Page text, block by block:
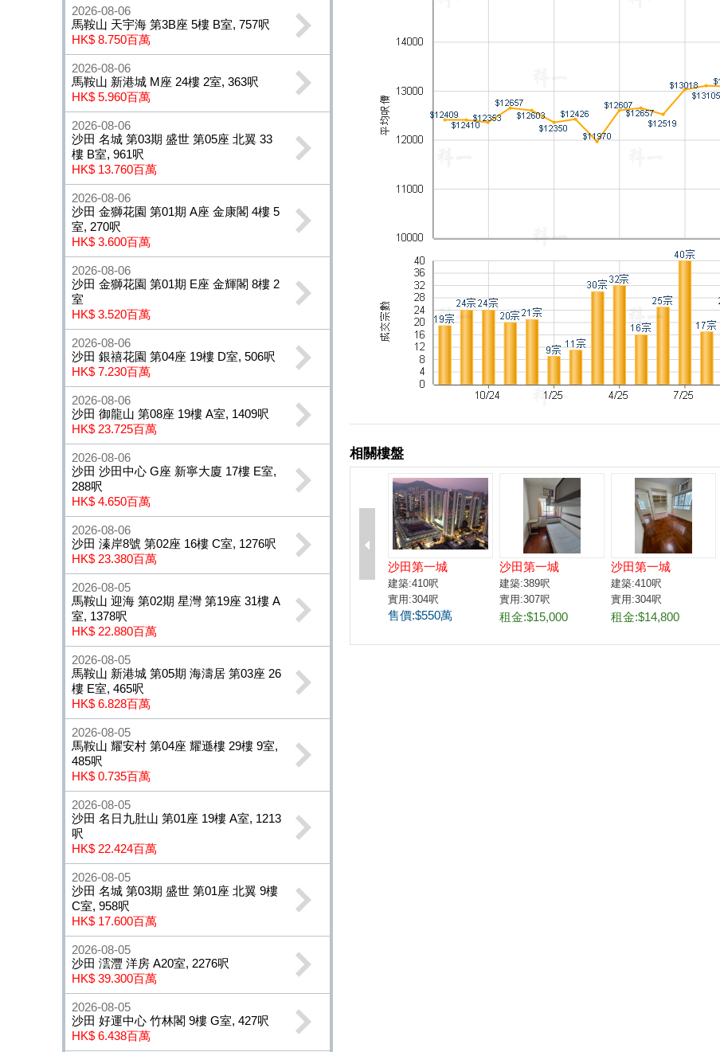
2026-08-06
馬鞍山 天宇海 第3B座 5樓 B室, 757呎
HK$ 8.750百萬
2026-08-06
馬鞍山 新港城 M座 24樓 2室, 363呎
HK$ 5.960百萬
2026-08-06
沙田 名城 第03期 盛世 第05座 北翼 33
樓 B室, 961呎
HK$ 13.760百萬
2026-08-06
沙田 金獅花園 第01期 A座 金康閣 4樓 5
室, 270呎
HK$ 3.600百萬
2026-08-06
沙田 金獅花園 第01期 E座 金輝閣 8樓 2
室
HK$ 3.520百萬
2026-08-06
沙田 銀禧花園 第04座 19樓 D室, 506呎
HK$ 7.230百萬
2026-08-06
沙田 御龍山 第08座 19樓 A室, 1409呎
HK$ 23.725百萬
2026-08-06
沙田 沙田中心 G座 新寧大廈 17樓 E室,
288呎
HK$ 4.650百萬
2026-08-06
沙田 溱岸8號 第02座 16樓 C室, 1276呎
HK$ 23.380百萬
2026-08-05
馬鞍山 迎海 第02期 星灣 第19座 31樓 A
室, 1378呎
HK$ 22.880百萬
2026-08-05
馬鞍山 新港城 第05期 海濤居 第03座 26
樓 E室, 465呎
HK$ 6.828百萬
2026-08-05
馬鞍山 耀安村 第04座 耀遜樓 29樓 9室,
485呎
HK$ 0.735百萬
2026-08-05
沙田 名日九肚山 第01座 19樓 A室, 1213
呎
HK$ 22.424百萬
2026-08-05
沙田 名城 第03期 盛世 第01座 北翼 9樓
C室, 958呎
HK$ 17.600百萬
2026-08-05
沙田 澐灃 洋房 A20室, 2276呎
HK$ 39.300百萬
2026-08-05
沙田 好運中心 竹林閣 9樓 G室, 427呎
HK$ 6.438百萬